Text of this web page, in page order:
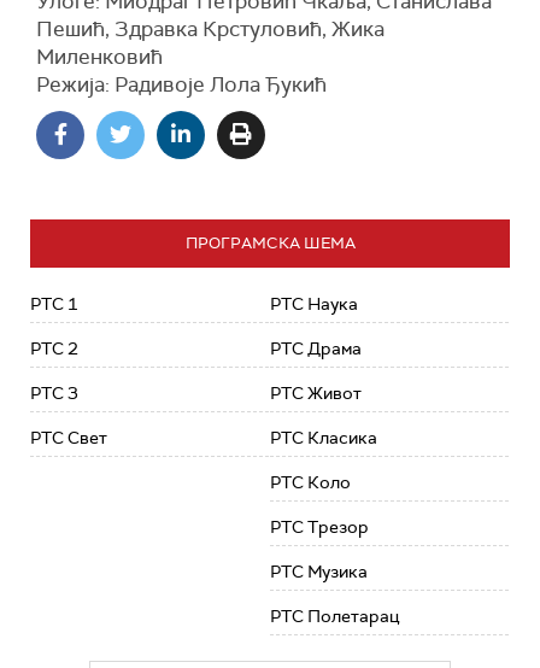
Пешић, Здравка Крстуловић, Жика
Миленковић
Режија: Радивоје Лола Ђукић
ПРОГРАМСКА ШЕМА
РТС 1
РТС 2
РТС 3
РТС Свет
РТС Наука
РТС Драма
РТС Живот
РТС Класика
РТС Коло
РТС Трезор
РТС Музика
РТС Полетарац